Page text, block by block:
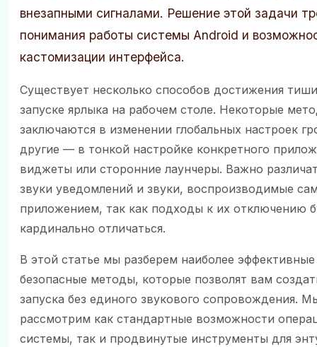
внезапными сигналами. Решение этой задачи
понимания работы системы Android и
кастомизации интерфейса.
Существует несколько способов достижения
запуске ярлыка на рабочем столе. Некоторые
заключаются в изменении глобальных настроек
другие — в тонкой настройке конкретного
виджеты или сторонние лаунчеры. Важно
звуки уведомлений и звуки, воспроизводимые
приложением, так как подходы к их отключению
кардинально отличаться.
В этой статье мы разберем наиболее
безопасные методы, которые позволят вам
запуска без единого звукового сопровождения.
рассмотрим как стандартные возможности
системы, так и продвинутые инструменты для